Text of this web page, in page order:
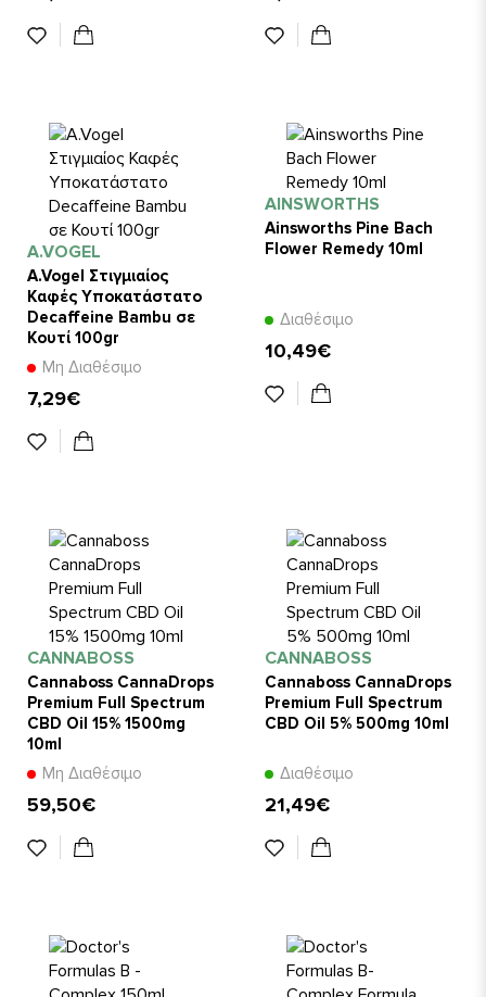
A.VOGEL
A.Vogel Στιγμιαίος
Καφές Υποκατάστατο
Decaffeine Bambu σε
Κουτί 100gr
Μη Διαθέσιμο
7,29€
AINSWORTHS
Ainsworths Pine Bach
Flower Remedy 10ml
Διαθέσιμο
10,49€
CANNABOSS
Cannaboss CannaDrops
Premium Full Spectrum
CBD Oil 15% 1500mg
10ml
Μη Διαθέσιμο
59,50€
CANNABOSS
Cannaboss CannaDrops
Premium Full Spectrum
CBD Oil 5% 500mg 10ml
Διαθέσιμο
21,49€